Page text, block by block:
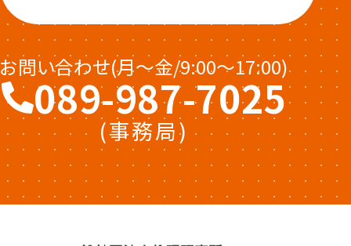
お問い合わせ(月〜金/9:00〜17:00)
089-987-7025
(事務局)